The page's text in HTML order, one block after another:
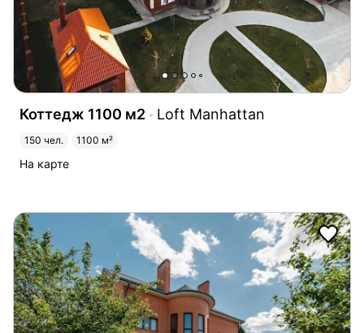
Коттедж 1100 м2 Loft Manhattan
150 чел. 1100 м²
На карте